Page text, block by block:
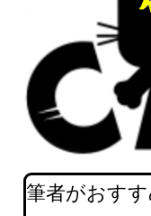
筆者がおす